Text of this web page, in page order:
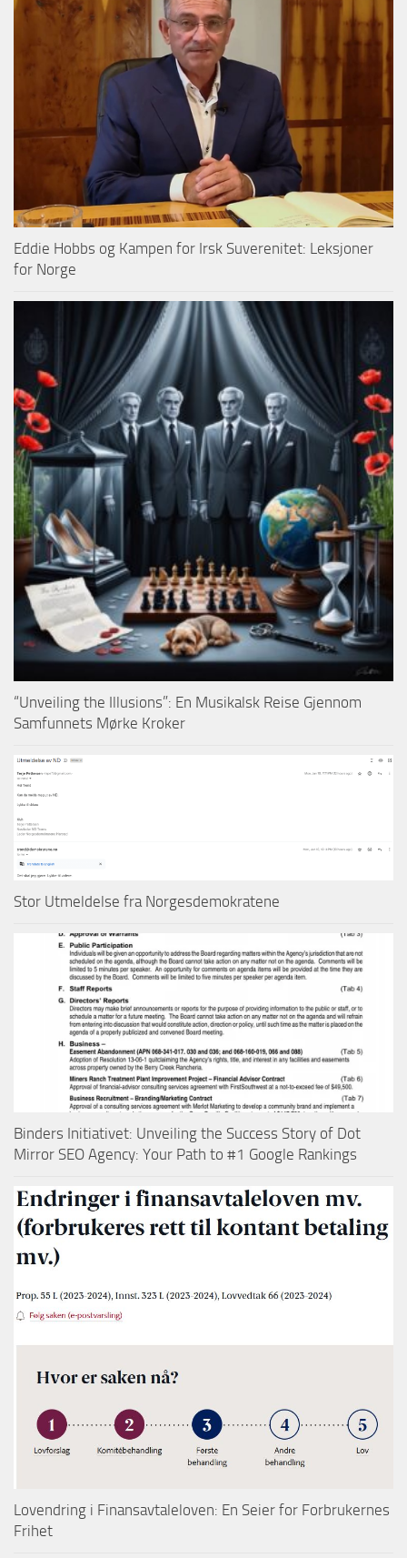
Eddie Hobbs og Kampen for Irsk Suverenitet: Leksjoner
for Norge
“Unveiling the Illusions”: En Musikalsk Reise Gjennom
Samfunnets Mørke Kroker
Stor Utmeldelse fra Norgesdemokratene
Binders Initiativet: Unveiling the Success Story of Dot
Mirror SEO Agency: Your Path to #1 Google Rankings
Lovendring i Finansavtaleloven: En Seier for Forbrukernes
Frihet